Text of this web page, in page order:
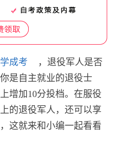
成考
，退役军人是否
是自主就业的退役士
增加10分投档。在服役
的退役军人，还可以享
这就来和小编一起看看